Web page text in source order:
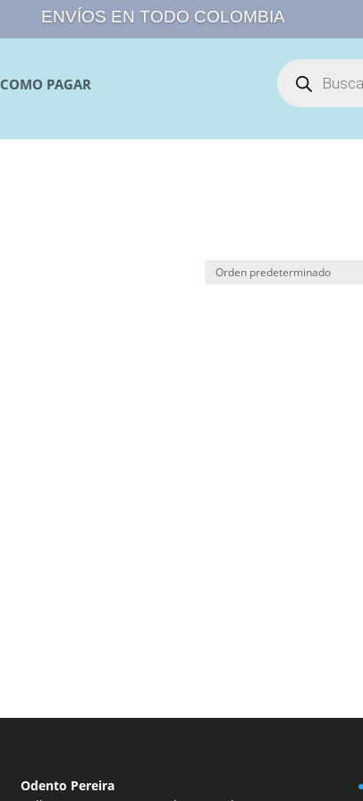
ENVÍOS EN TODO COLOMBIA
COMO PAGAR
Búsqueda
de
productos
Odento Pereira